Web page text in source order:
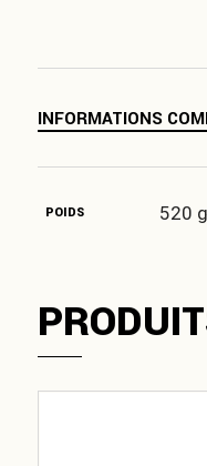
INFORMATIONS
POIDS 520 g